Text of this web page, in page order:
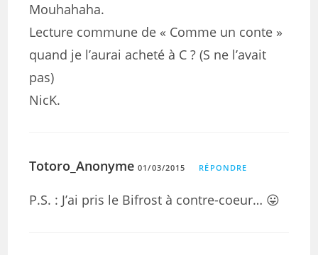
Mouhahaha.
Lecture commune de « Comme un conte »
quand je l’aurai acheté à C ? (S ne l’avait
pas)
NicK.
Totoro_Anonyme 01/03/2015 RÉPONDRE
P.S. : J’ai pris le Bifrost à contre-coeur… 😛